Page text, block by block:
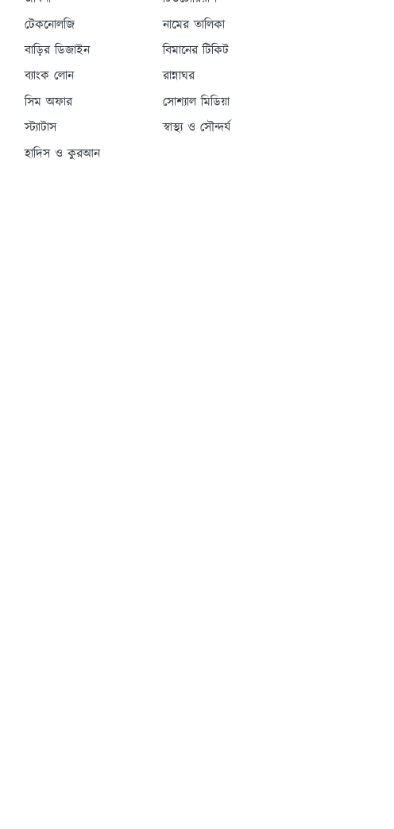
টেকনোলজি
নামের তালিকা
বাড়ির ডিজাইন
বিমানের টিকিট
ব্যাংক লোন
রান্নাঘর
সিম অফার
সোশ্যাল মিডিয়া
স্ট্যাটাস
স্বাস্থ্য ও সৌন্দর্য
হাদিস ও কুরআন